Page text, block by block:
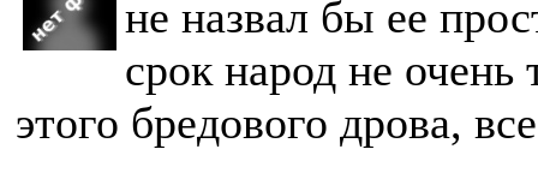
не назвал бы ее
срок народ не очень
этого бредового дрова,